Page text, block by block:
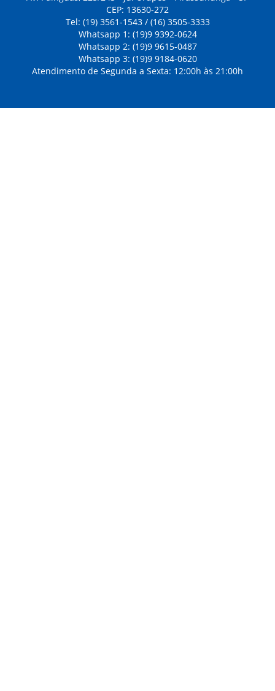
CEP: 13630-272
Tel: (19) 3561-1543 / (16) 3505-3333
Whatsapp 1: (19)9 9392-0624
Whatsapp 2: (19)9 9615-0487
Whatsapp 3: (19)9 9184-0620
Atendimento de Segunda a Sexta: 12:00h às 21:00h